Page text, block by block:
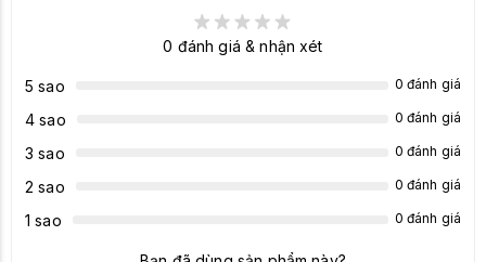
0 đánh giá & nhận xét
5 sao 0 đánh giá
4 sao 0 đánh giá
3 sao 0 đánh giá
2 sao 0 đánh giá
1 sao 0 đánh giá